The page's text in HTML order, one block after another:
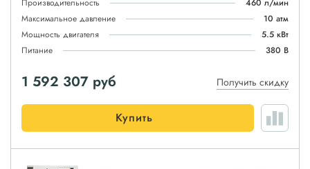
Производительность
460 л/мин
Максимальное давление
10 атм
Мощность двигателя
5.5 кВт
Питание
380 В
1 592 307 руб Получить скидку
Купить